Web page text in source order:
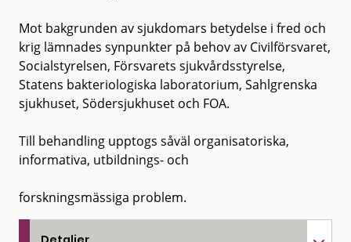
Mot bakgrunden av sjukdomars betydelse i fred och
krig lämnades synpunkter på behov av Civilförsvaret,
Socialstyrelsen, Försvarets sjukvårdsstyrelse,
Statens bakteriologiska laboratorium, Sahlgrenska
sjukhuset, Södersjukhuset och FOA.
Till behandling upptogs såväl organisatoriska,
informativa, utbildnings- och
forskningsmässiga problem.